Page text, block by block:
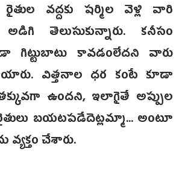
వద్దకు షర్మిల వెళ్లి వారి
తెలుసుకున్నారు. కనీసం
గిట్టుబాటు కావడంలేదని వారు
విత్తనాల ధర కంటే కూడా
ఉందని, ఇలాగైతే అప్పుల
బయటపడేదెట్లమ్మా... అంటూ
చేశారు.